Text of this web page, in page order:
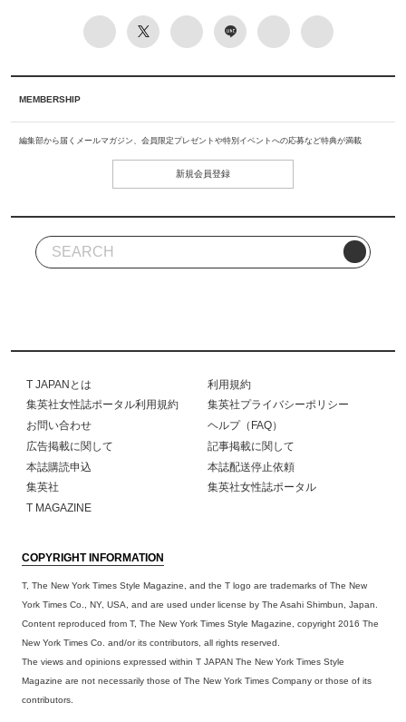
MEMBERSHIP
編集部から届くメールマガジン、会員限定プレゼントや特別イベントへの応募など特典が満載
新規会員登録
T JAPANとは
利用規約
集英社女性誌ポータル利用規約
集英社プライバシーポリシー
お問い合わせ
ヘルプ（FAQ）
広告掲載に関して
記事掲載に関して
本誌購読申込
本誌配送停止依頼
集英社
集英社女性誌ポータル
T MAGAZINE
COPYRIGHT INFORMATION
T, The New York Times Style Magazine, and the T logo are trademarks of The New
York Times Co., NY, USA, and are used under license by The Asahi Shimbun, Japan.
Content reproduced from T, The New York Times Style Magazine, copyright 2016 The
New York Times Co. and/or its contributors, all rights reserved.
The views and opinions expressed within T JAPAN The New York Times Style
Magazine are not necessarily those of The New York Times Company or those of its
contributors.